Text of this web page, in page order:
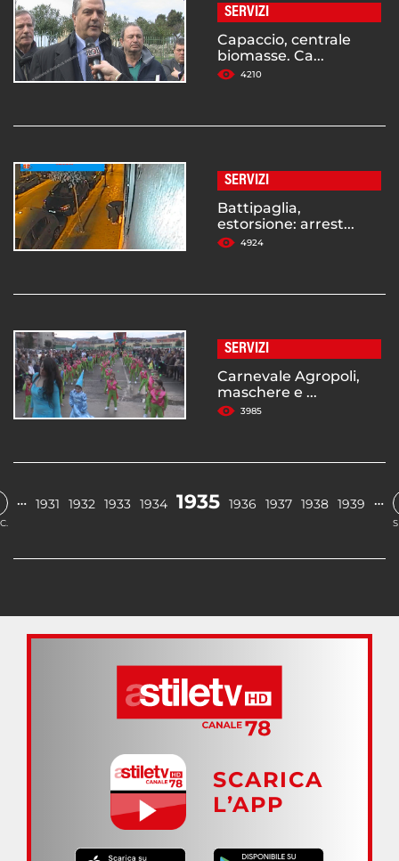
SERVIZI
Capaccio, centrale
biomasse. Ca...
4210
SERVIZI
Battipaglia,
estorsione: arrest...
4924
SERVIZI
Carnevale Agropoli,
maschere e ...
3985
… 1931 1932 1933 1934 1935 1936 1937 1938 1939 …
SCARICA
L’APP